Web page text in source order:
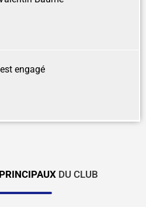
engagé
PRINCIPAUX DU CLUB